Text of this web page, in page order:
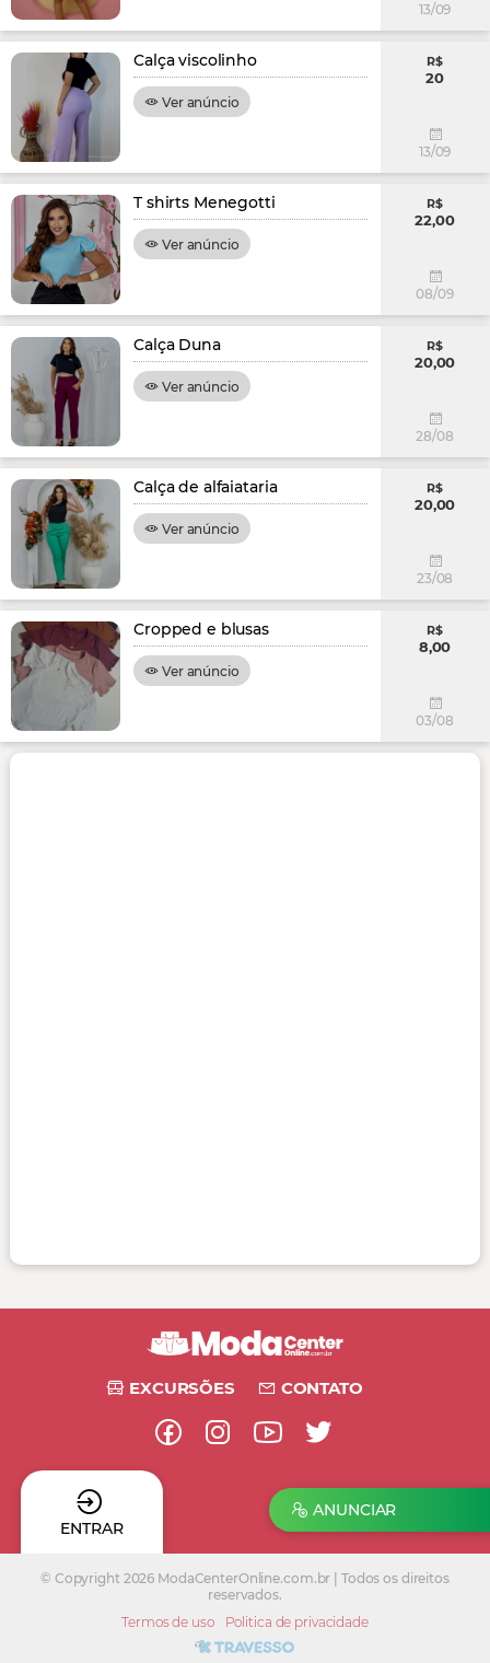
13/09
Calça viscolinho
Ver anúncio
R$
20
13/09
T shirts Menegotti
Ver anúncio
R$
22,00
08/09
Calça Duna
Ver anúncio
R$
20,00
28/08
Calça de alfaiataria
Ver anúncio
R$
20,00
23/08
Cropped e blusas
Ver anúncio
R$
8,00
03/08
EXCURSÕES CONTATO
ENTRAR
ANUNCIAR
© Copyright 2026 ModaCenterOnline.com.br | Todos os direitos
reservados.
Termos de uso
Politica de privacidade